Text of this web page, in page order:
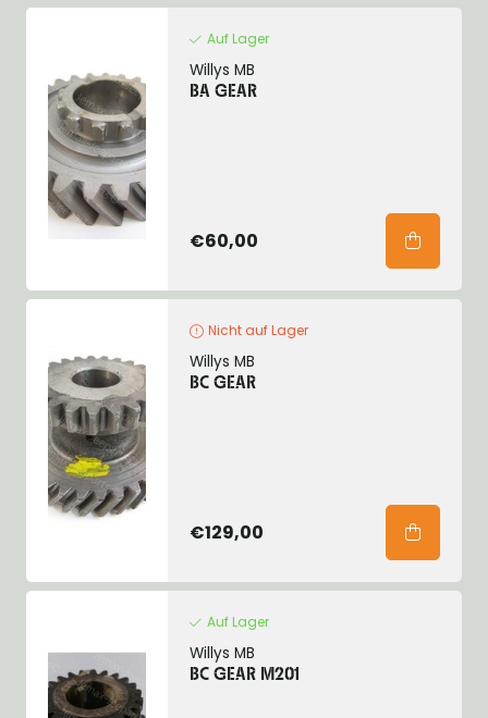
Auf Lager
Willys MB
BA GEAR
€60,00
Nicht auf Lager
Willys MB
BC GEAR
€129,00
Auf Lager
Willys MB
BC GEAR M201